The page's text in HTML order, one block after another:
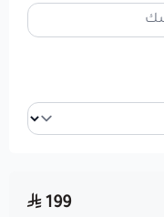
199